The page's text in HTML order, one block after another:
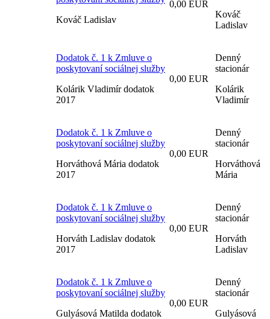
Kováč Ladislav
0,00 EUR
Kováč
Ladislav
Dodatok č. 1 k Zmluve o
poskytovaní sociálnej služby
Kolárik Vladimír dodatok
2017
0,00 EUR
Denný
stacionár
Kolárik
Vladimír
Dodatok č. 1 k Zmluve o
poskytovaní sociálnej služby
Horváthová Mária dodatok
2017
0,00 EUR
Denný
stacionár
Horváthová
Mária
Dodatok č. 1 k Zmluve o
poskytovaní sociálnej služby
Horváth Ladislav dodatok
2017
0,00 EUR
Denný
stacionár
Horváth
Ladislav
Dodatok č. 1 k Zmluve o
poskytovaní sociálnej služby
Gulyásová Matilda dodatok
0,00 EUR
Denný
stacionár
Gulyásová